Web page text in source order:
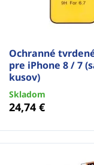
Ochranné
pre iPhone 8 / 7
kusov)
Skladom
24,74 €